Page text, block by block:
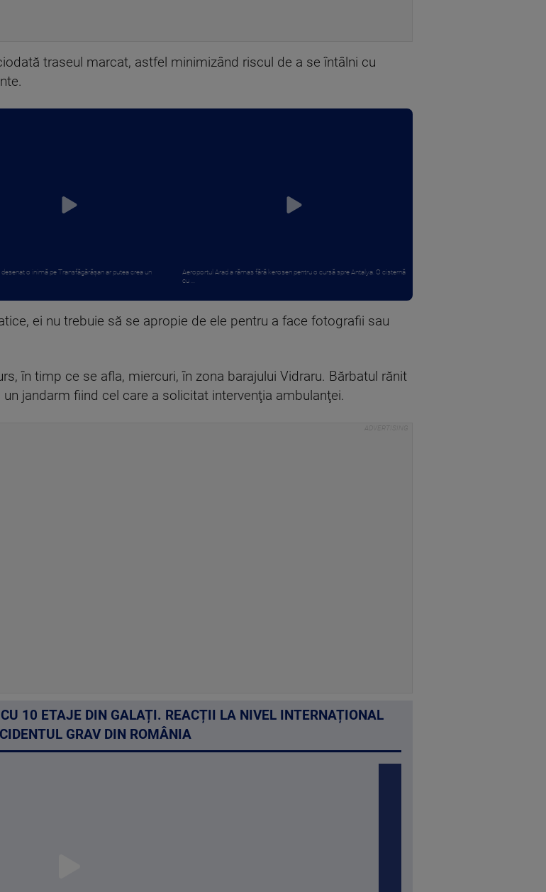
traseul marcat, astfel minimizând riscul de a se întâlni cu
desenat o inimă pe Transfăgărășan ar putea crea un
Aeroportul Arad a rămas fără kerosen pentru o cursă spre Antalya. O cisternă
cu ...
ei nu trebuie să se apropie de ele pentru a face fotografii sau
în timp ce se afla, miercuri, în zona barajului Vidraru. Bărbatul rănit
jandarm fiind cel care a solicitat intervenţia ambulanţei.
10 ETAJE DIN GALAȚI. REACȚII LA NIVEL INTERNAȚIONAL
GRAV DIN ROMÂNIA